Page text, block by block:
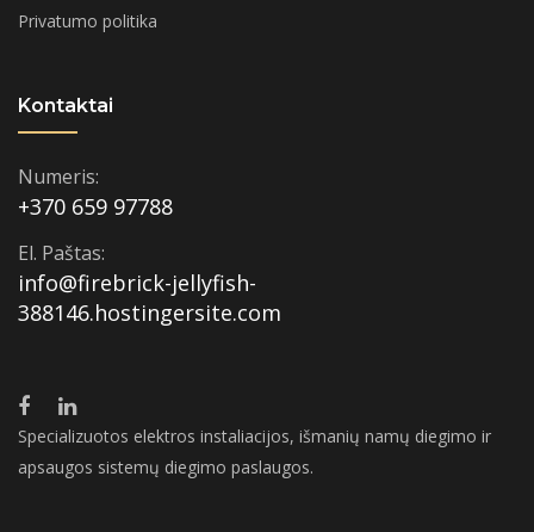
Privatumo politika
Kontaktai
Numeris:
+370 659 97788
El. Paštas:
info@firebrick-jellyfish-
388146.hostingersite.com
Specializuotos elektros instaliacijos, išmanių namų diegimo ir
apsaugos sistemų diegimo paslaugos.